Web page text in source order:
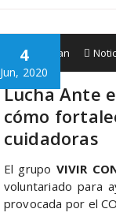
4
Jun, 2020
Babespean
Lucha Ante
cómo
cuidadoras
El grupo VIVIR
voluntariado para
provocada por el